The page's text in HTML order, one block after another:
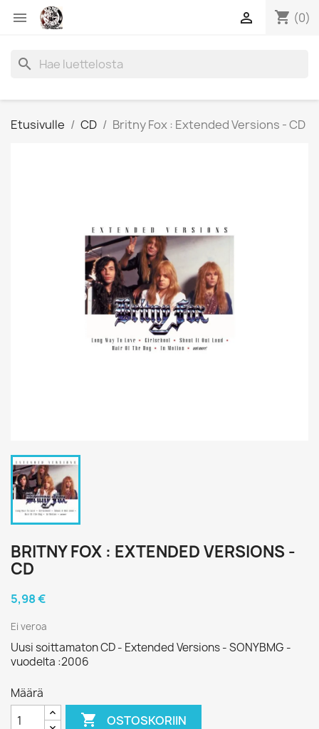
 shopping_cart (0)

search
Etusivulle CD Britny Fox : Extended Versions - CD
BRITNY FOX : EXTENDED VERSIONS -
CD
5,98 €
Ei veroa
Uusi soittamaton CD - Extended Versions - SONYBMG -
vuodelta :2006
Määrä
 OSTOSKORIIN